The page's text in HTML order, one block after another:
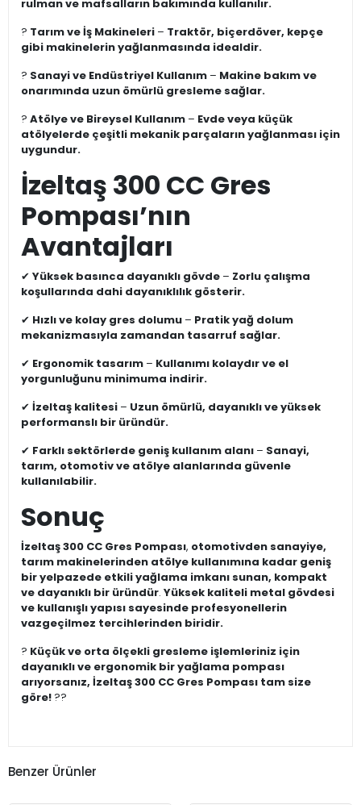
rulman ve mafsalların bakımında kullanılır.
? Tarım ve İş Makineleri – Traktör, biçerdöver, kepçe
gibi makinelerin yağlanmasında idealdir.
? Sanayi ve Endüstriyel Kullanım – Makine bakım ve
onarımında uzun ömürlü gresleme sağlar.
? Atölye ve Bireysel Kullanım – Evde veya küçük
atölyelerde çeşitli mekanik parçaların yağlanması için
uygundur.
İzeltaş 300 CC Gres
Pompası’nın
Avantajları
✔ Yüksek basınca dayanıklı gövde – Zorlu çalışma
koşullarında dahi dayanıklılık gösterir.
✔ Hızlı ve kolay gres dolumu – Pratik yağ dolum
mekanizmasıyla zamandan tasarruf sağlar.
✔ Ergonomik tasarım – Kullanımı kolaydır ve el
yorgunluğunu minimuma indirir.
✔ İzeltaş kalitesi – Uzun ömürlü, dayanıklı ve yüksek
performanslı bir üründür.
✔ Farklı sektörlerde geniş kullanım alanı – Sanayi,
tarım, otomotiv ve atölye alanlarında güvenle
kullanılabilir.
Sonuç
İzeltaş 300 CC Gres Pompası, otomotivden sanayiye,
tarım makinelerinden atölye kullanımına kadar geniş
bir yelpazede etkili yağlama imkanı sunan, kompakt
ve dayanıklı bir üründür. Yüksek kaliteli metal gövdesi
ve kullanışlı yapısı sayesinde profesyonellerin
vazgeçilmez tercihlerinden biridir.
? Küçük ve orta ölçekli gresleme işlemleriniz için
dayanıklı ve ergonomik bir yağlama pompası
arıyorsanız, İzeltaş 300 CC Gres Pompası tam size
göre! ??
Benzer Ürünler